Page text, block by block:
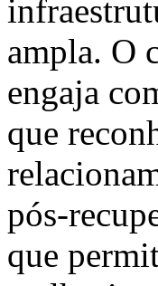
ampla. O
engaja
que
pós-
que